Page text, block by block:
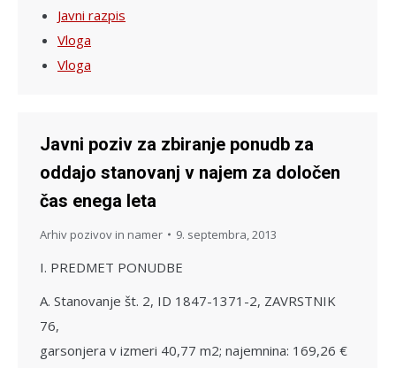
Javni razpis
Vloga
Vloga
Javni poziv za zbiranje ponudb za
oddajo stanovanj v najem za določen
čas enega leta
Arhiv pozivov in namer 9. septembra, 2013
I. PREDMET PONUDBE
A. Stanovanje št. 2, ID 1847-1371-2, ZAVRSTNIK
76,
garsonjera v izmeri 40,77 m2; najemnina: 169,26 €